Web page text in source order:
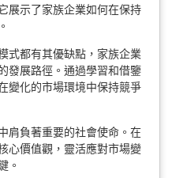
展示了家族企業如何在保持
式都有其優缺點，家族企業
發展路徑。通過學習和借鑒
變化的市場環境中保持競爭
肩負著重要的社會使命。在
心價值觀，靈活應對市場變
。